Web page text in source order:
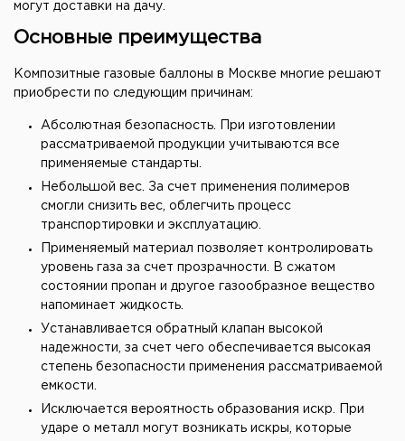
могут доставки на дачу.
Основные преимущества
Композитные газовые баллоны в Москве многие решают
приобрести по следующим причинам:
Абсолютная безопасность. При изготовлении
рассматриваемой продукции учитываются все
применяемые стандарты.
Небольшой вес. За счет применения полимеров
смогли снизить вес, облегчить процесс
транспортировки и эксплуатацию.
Применяемый материал позволяет контролировать
уровень газа за счет прозрачности. В сжатом
состоянии пропан и другое газообразное вещество
напоминает жидкость.
Устанавливается обратный клапан высокой
надежности, за счет чего обеспечивается высокая
степень безопасности применения рассматриваемой
емкости.
Исключается вероятность образования искр. При
ударе о металл могут возникать искры, которые